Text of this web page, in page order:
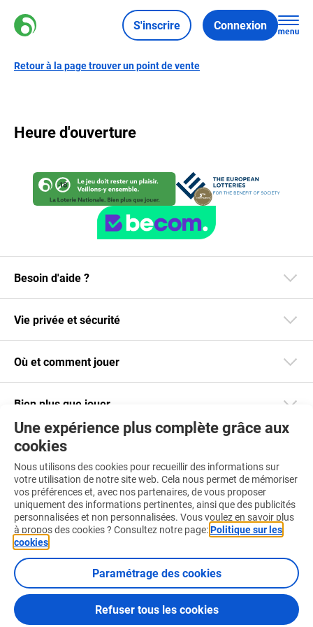
S'inscrire Connexion
Retour à la page trouver un point de vente
Heure d'ouverture
Une expérience plus complète grâce aux
cookies
Nous utilisons des cookies pour recueillir des informations sur
votre utilisation de notre site web. Cela nous permet de mémoriser
vos préférences et, avec nos partenaires, de vous proposer
uniquement des informations pertinentes, ainsi que des publicités
personnalisées et non personnalisées. Vous voulez en savoir plus
à propos des cookies ? Consultez notre page:Politique sur les
cookies
Paramétrage des cookies
Refuser tous les cookies
Besoin d'aide ?
Vie privée et sécurité
Où et comment jouer
Bien plus que jouer
Téléchargez notre app